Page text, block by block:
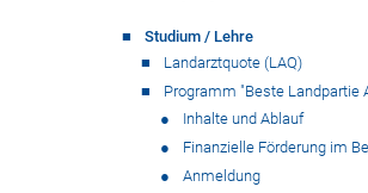
Studium / Lehre
Landarztquote (LAQ)
Programm "Beste Landpartie
Inhalte und Ablauf
Finanzielle Förderung im
Anmeldung